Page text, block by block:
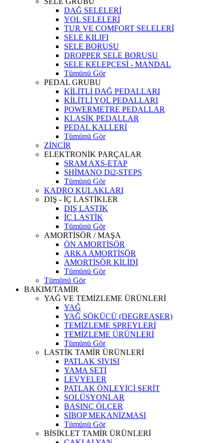
DAĞ SELELERİ
YOL SELELERİ
TUR VE COMFORT SELELERİ
SELE KILIFI
SELE BORUSU
DROPPER SELE BORUSU
SELE KELEPÇESİ - MANDAL
Tümünü Gör
PEDAL GRUBU
KİLİTLİ DAĞ PEDALLARI
KİLİTLİ YOL PEDALLARI
POWERMETRE PEDALLAR
KLASİK PEDALLAR
PEDAL KALLERİ
Tümünü Gör
ZİNCİR
ELEKTRONİK PARÇALAR
SRAM AXS-ETAP
SHİMANO Di2-STEPS
Tümünü Gör
KADRO KULAKLARI
DIŞ - İÇ LASTİKLER
DIŞ LASTİK
İÇ LASTİK
Tümünü Gör
AMORTİSÖR / MAŞA
ÖN AMORTİSÖR
ARKA AMORTİSÖR
AMORTİSÖR KİLİDİ
Tümünü Gör
Tümünü Gör
BAKIM/TAMİR
YAĞ VE TEMİZLEME ÜRÜNLERİ
YAĞ
YAĞ SÖKÜCÜ (DEGREASER)
TEMİZLEME SPREYLERİ
TEMİZLEME ÜRÜNLERİ
Tümünü Gör
LASTİK TAMİR ÜRÜNLERİ
PATLAK SIVISI
YAMA SETİ
LEVYELER
PATLAK ÖNLEYİCİ ŞERİT
SOLÜSYONLAR
BASINÇ ÖLÇER
SİBOP MEKANİZMASI
Tümünü Gör
BİSİKLET TAMİR ÜRÜNLERİ